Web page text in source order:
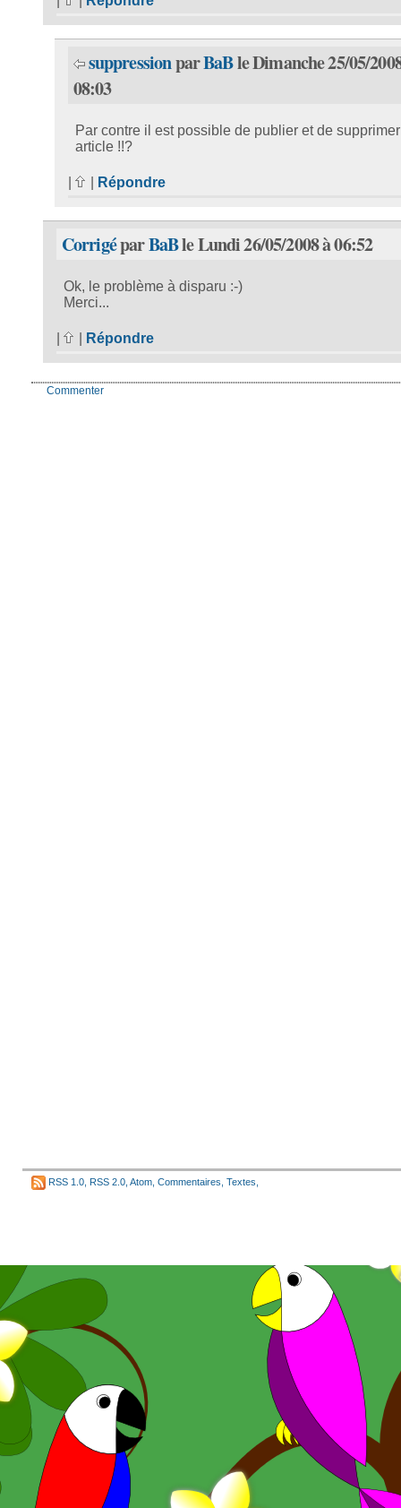
suppressionparBaBle Dimanche 25/05/
08:03
Par contre il est possible de publier et de
article !!?
Répondre
CorrigéparBaBle Lundi 26/05/2008 à 06:52
Ok, le problème à disparu :-)
Merci...
Répondre
Commenter
RSS 1.0 RSS 2.0 Atom Commentaires Textes